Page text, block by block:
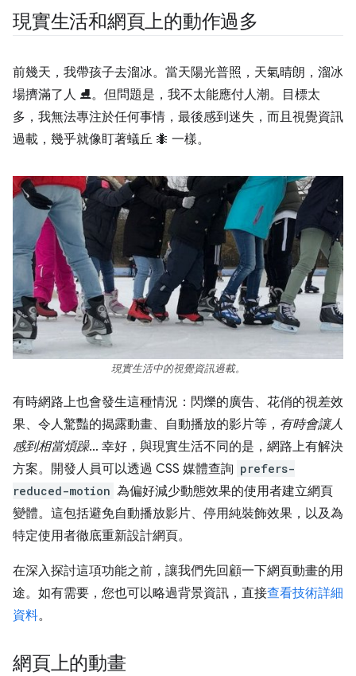
現實生活和網頁上的動作過多
前幾天，我帶孩子去溜冰。當天陽光普照，天氣晴朗，溜冰
場擠滿了人 ⛸。但問題是，我不太能應付人潮。目標太
多，我無法專注於任何事情，最後感到迷失，而且視覺資訊
過載，幾乎就像盯著蟻丘 🐜 一樣。
現實生活中的視覺資訊過載。
有時網路上也會發生這種情況：閃爍的廣告、花俏的視差效
果、令人驚豔的揭露動畫、自動播放的影片等， 有時會讓人
感到相當煩躁… 幸好，與現實生活不同的是，網路上有解決
方案。開發人員可以透過 CSS 媒體查詢 prefers-
reduced-motion 為偏好減少動態效果的使用者建立網頁
變體。這包括避免自動播放影片、停用純裝飾效果，以及為
特定使用者徹底重新設計網頁。
在深入探討這項功能之前，讓我們先回顧一下網頁動畫的用
途。如有需要，您也可以略過背景資訊，直接查看技術詳細
資料。
網頁上的動畫